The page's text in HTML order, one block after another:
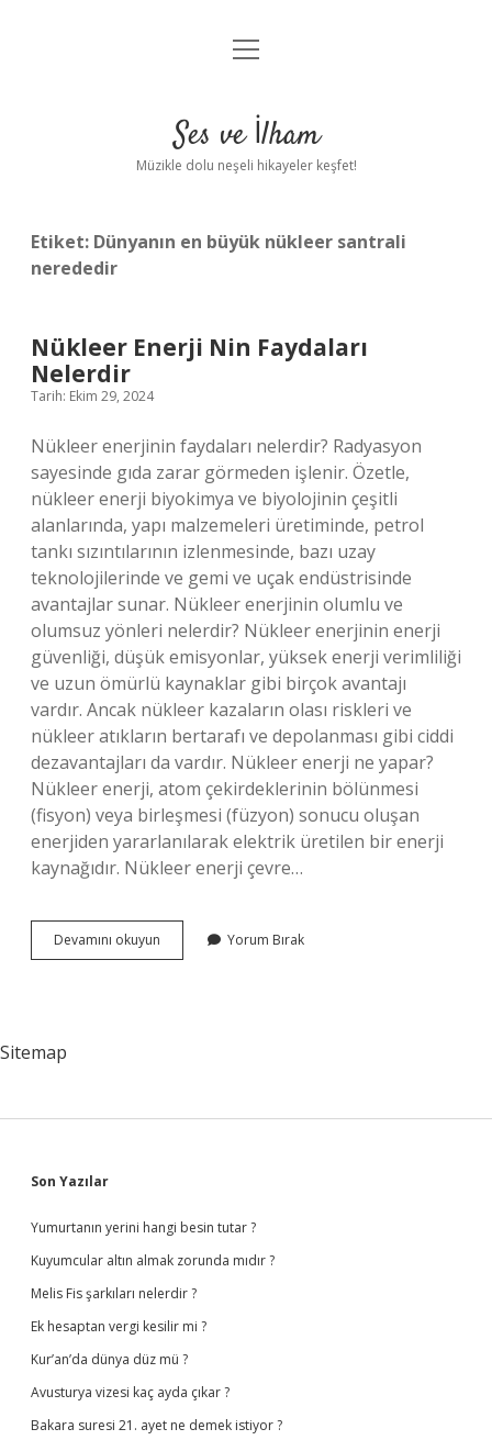
Anasayfa
Yasal Uyarı
menüyü
Ses ve İlham
Müzikle dolu neşeli hikayeler keşfet!
Etiket: Dünyanın en büyük nükleer santrali
nerededir
Nükleer Enerji Nin Faydaları
Nelerdir
Tarih: Ekim 29, 2024
Nükleer enerjinin faydaları nelerdir? Radyasyon
sayesinde gıda zarar görmeden işlenir. Özetle,
nükleer enerji biyokimya ve biyolojinin çeşitli
alanlarında, yapı malzemeleri üretiminde, petrol
tankı sızıntılarının izlenmesinde, bazı uzay
teknolojilerinde ve gemi ve uçak endüstrisinde
avantajlar sunar. Nükleer enerjinin olumlu ve
olumsuz yönleri nelerdir? Nükleer enerjinin enerji
güvenliği, düşük emisyonlar, yüksek enerji verimliliği
ve uzun ömürlü kaynaklar gibi birçok avantajı
vardır. Ancak nükleer kazaların olası riskleri ve
nükleer atıkların bertarafı ve depolanması gibi ciddi
dezavantajları da vardır. Nükleer enerji ne yapar?
Nükleer enerji, atom çekirdeklerinin bölünmesi
(fisyon) veya birleşmesi (füzyon) sonucu oluşan
enerjiden yararlanılarak elektrik üretilen bir enerji
kaynağıdır. Nükleer enerji çevre…
Devamını okuyun
Enerji
Yorum Bırak
Sitemap
Sidebar
Son Yazılar
Yumurtanın yerini hangi besin tutar ?
Kuyumcular altın almak zorunda mıdır ?
Melis Fis şarkıları nelerdir ?
Ek hesaptan vergi kesilir mi ?
Kur’an’da dünya düz mü ?
Avusturya vizesi kaç ayda çıkar ?
Bakara suresi 21. ayet ne demek istiyor ?